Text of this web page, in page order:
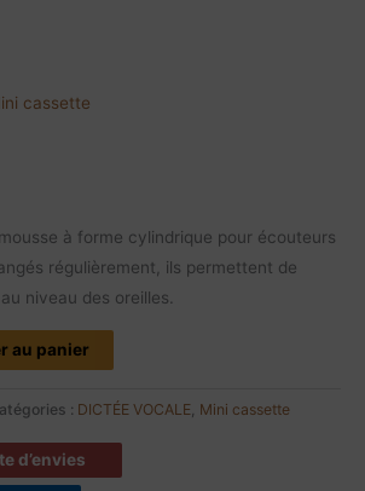
cassette
à forme cylindrique pour écouteurs
régulièrement, ils permettent de
niveau des oreilles.
au panier
: DICTÉE VOCALE, Mini cassette
d’envies